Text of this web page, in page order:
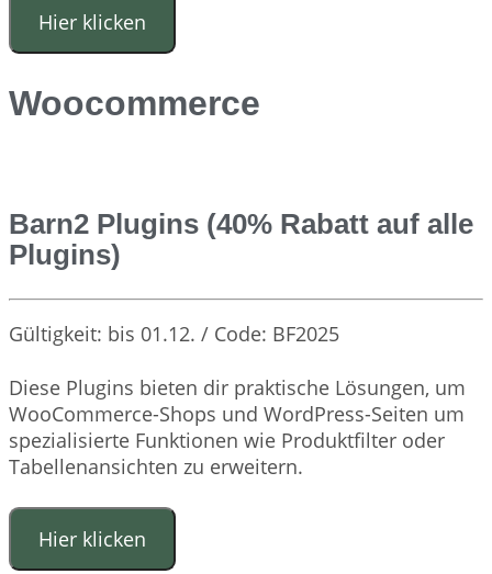
Hier klicken
Woocommerce
Barn2 Plugins (40% Rabatt auf alle
Plugins)
Gültigkeit: bis 01.12. / Code: BF2025
Diese Plugins bieten dir praktische Lösungen, um
WooCommerce-Shops und WordPress-Seiten um
spezialisierte Funktionen wie Produktfilter oder
Tabellenansichten zu erweitern.
Hier klicken